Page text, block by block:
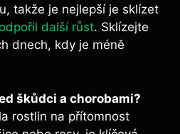
takže je nejlepší je sklízet
další růst. Sklízejte
dnech, kdy je méně
škůdci a chorobami?
rostlin na přítomnost